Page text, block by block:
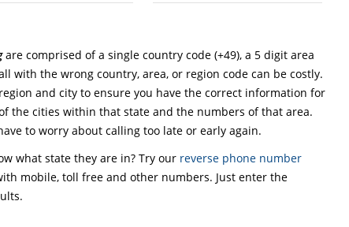
are comprised of a single country code (+49), a 5 digit area
with the wrong country, area, or region code can be costly.
and city to ensure you have the correct information for
the cities within that state and the numbers of that area.
to worry about calling too late or early again.
what state they are in? Try our reverse phone number
mobile, toll free and other numbers. Just enter the